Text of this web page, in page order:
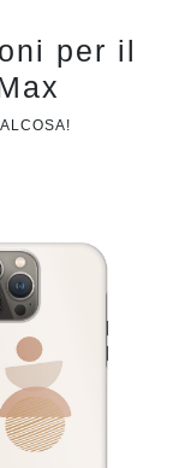
per il